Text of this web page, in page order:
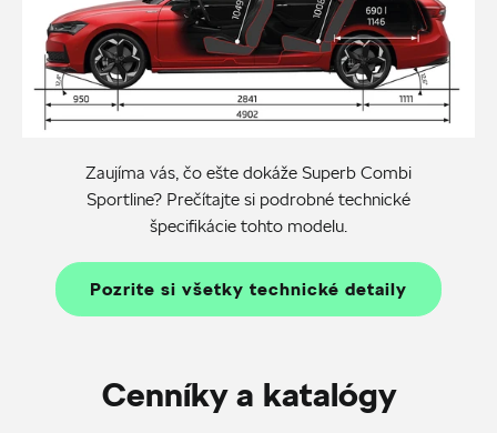
Zaujíma vás, čo ešte dokáže Superb Combi
Sportline? Prečítajte si podrobné technické
špecifikácie tohto modelu.
Pozrite si všetky technické detaily
Cenníky a katalógy